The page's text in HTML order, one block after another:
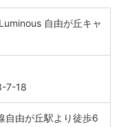
自由が丘キャ
7-18
自由が丘駅より徒歩6